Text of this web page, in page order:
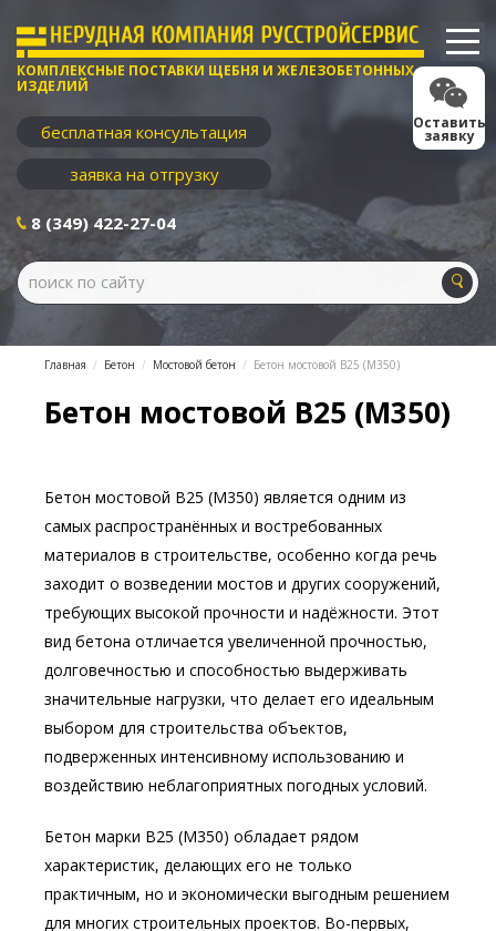
Оставить
заявку
КОМПЛЕКСНЫЕ ПОСТАВКИ ЩЕБНЯ И ЖЕЛЕЗОБЕТОННЫХ
ИЗДЕЛИЙ
бесплатная консультация
заявка на отгрузку
8 (349) 422-27-04
Главная Бетон Мостовой бетон Бетон мостовой В25 (М350)
Бетон мостовой В25 (М350)
Бетон мостовой В25 (М350) является одним из
самых распространённых и востребованных
материалов в строительстве, особенно когда речь
заходит о возведении мостов и других сооружений,
требующих высокой прочности и надёжности. Этот
вид бетона отличается увеличенной прочностью,
долговечностью и способностью выдерживать
значительные нагрузки, что делает его идеальным
выбором для строительства объектов,
подверженных интенсивному использованию и
воздействию неблагоприятных погодных условий.
Бетон марки В25 (М350) обладает рядом
характеристик, делающих его не только
практичным, но и экономически выгодным решением
для многих строительных проектов. Во-первых,